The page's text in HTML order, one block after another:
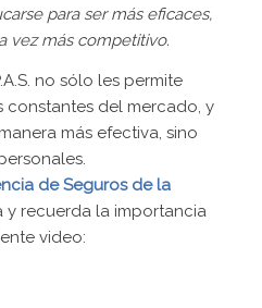
para ser más eficaces,
vez más competitivo.
no sólo les permite
constantes del mercado, y
más efectiva, sino
de Seguros de la
recuerda la importancia
video: